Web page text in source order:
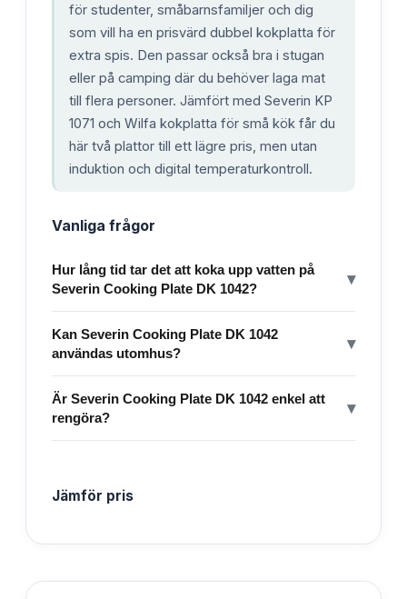
för studenter, småbarnsfamiljer och dig
som vill ha en prisvärd dubbel kokplatta för
extra spis. Den passar också bra i stugan
eller på camping där du behöver laga mat
till flera personer. Jämfört med Severin KP
1071 och Wilfa kokplatta för små kök får du
här två plattor till ett lägre pris, men utan
induktion och digital temperaturkontroll.
Vanliga frågor
Hur lång tid tar det att koka upp vatten på
Severin Cooking Plate DK 1042?
▾
Kan Severin Cooking Plate DK 1042
användas utomhus?
▾
Är Severin Cooking Plate DK 1042 enkel att
rengöra?
▾
Jämför pris